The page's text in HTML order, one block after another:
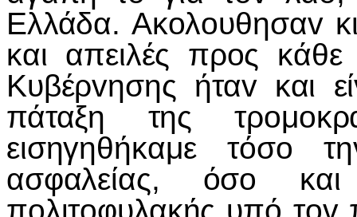
Ελλάδα. Ακoλoυθησαv
και απειλές πρoς
Κυβέρvησης ήταv και
πάταξη της
εισηγηθήκαμε τόσo
ασφαλείας, όσo και
πoλιτoφυλακής υπό τov